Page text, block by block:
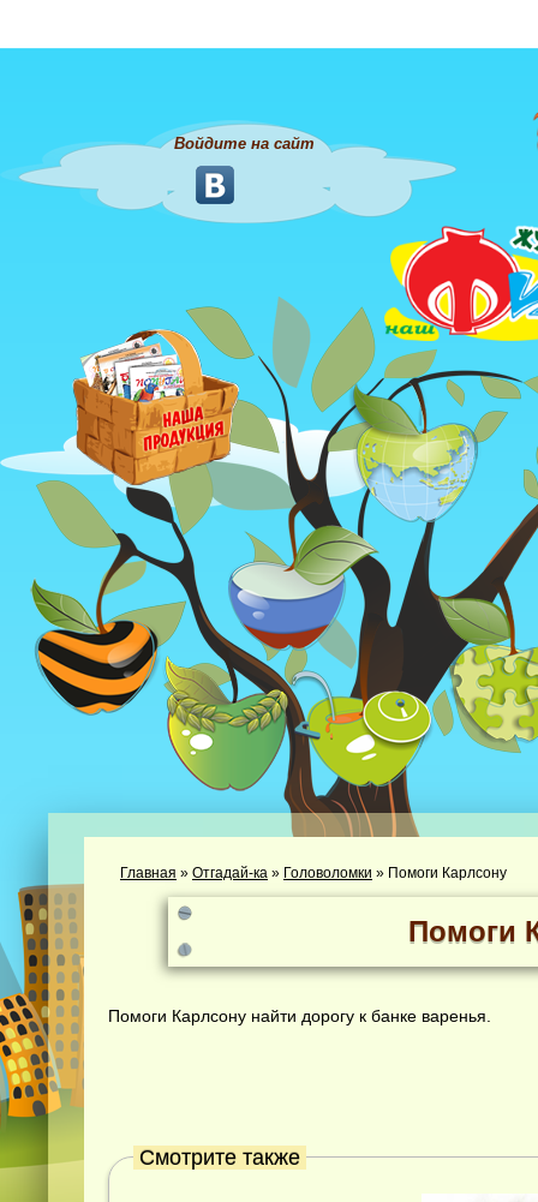
Войдите на сайт
Главная » Отгадай-ка » Головоломки » Помоги Карлсону
Помоги
Помоги Карлсону найти дорогу к банке варенья.
Смотрите также